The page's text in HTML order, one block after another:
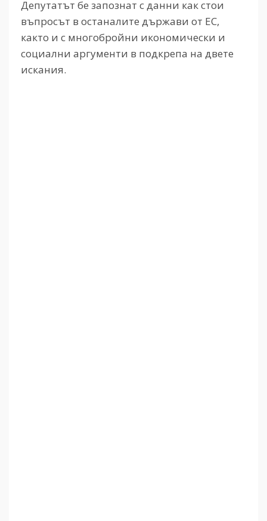
Депутатът бе запознат с данни как стои
въпросът в останалите държави от ЕС,
както и с многобройни икономически и
социални аргументи в подкрепа на двете
искания.